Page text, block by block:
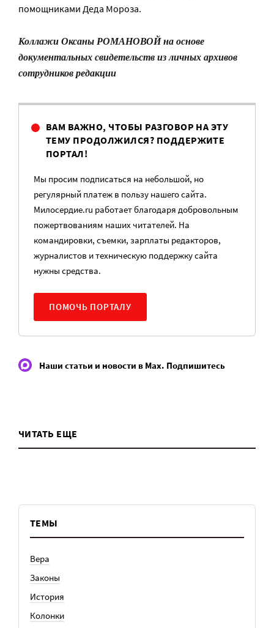
помощниками Деда Мороза.
Коллажи Оксаны РОМАНОВОЙ на основе
документальных свидетельств из личных архивов
сотрудников редакции
ВАМ ВАЖНО, ЧТОБЫ РАЗГОВОР НА ЭТУ
ТЕМУ ПРОДОЛЖИЛСЯ? ПОДДЕРЖИТЕ
ПОРТАЛ!
Мы просим подписаться на небольшой, но
регулярный платеж в пользу нашего сайта.
Милосердие.ru работает благодаря добровольным
пожертвованиям наших читателей. На
командировки, съемки, зарплаты редакторов,
журналистов и техническую поддержку сайта
нужны средства.
ПОМОЧЬ ПОРТАЛУ
Наши статьи и новости в Max. Подпишитесь
ЧИТАТЬ ЕЩЕ
ТЕМЫ
Вера
Законы
История
Колонки